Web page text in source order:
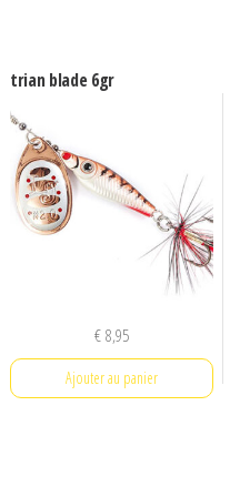
trian blade 6gr
€8,95
Ajouter au panier